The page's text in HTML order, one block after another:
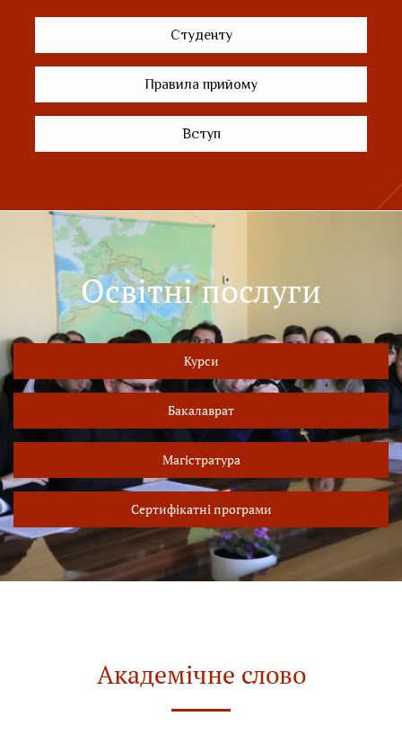
Студенту
Правила прийому
Вступ
Освітні послуги
Курси
Бакалаврат
Магістратура
Сертифікатні програми
Академічне слово